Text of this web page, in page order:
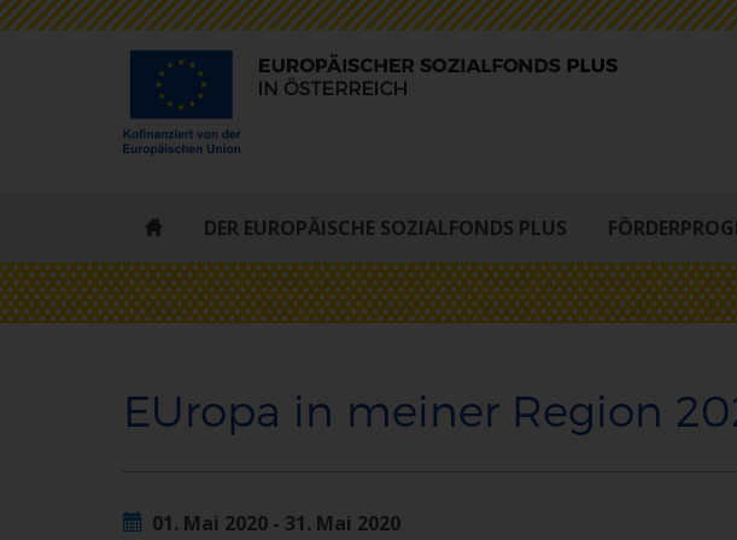
ESF
STARTSEITE
DER EUROPÄISCHE SOZIALFONDS PLUS
EUropa in meiner Region
01. Mai 2020 - 31. Mai 2020